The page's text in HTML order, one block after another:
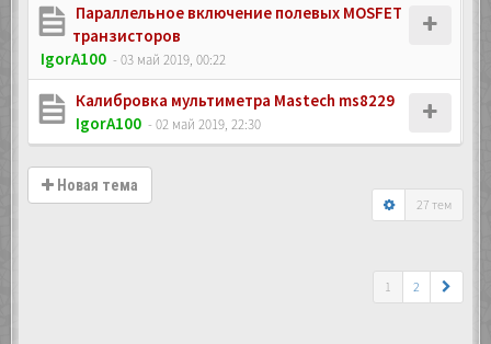
Параллельное включение полевых MOSFET
транзисторов
IgorA100 - 03 май 2019, 00:22
Калибровка мультиметра Mastech ms8229
IgorA100 - 02 май 2019, 22:30
Новая тема
27 тем
1 2